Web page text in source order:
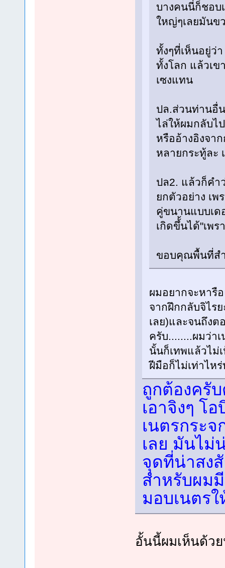
บางคนนี่ก็ชอบ
ใหญ่ๆเลยมันข
ทั้งๆที่เห็นอยู่ว่
ทั้งโลก แล้วเข
เซงแทน
ปล.ส่วนท่านอื่
ไล่ให้ผมกลับไ
หรืออ้างอิงจา
หลายกระทู้ละ
ปล2. แล้วก็คำ
ยกตัวอย่าง เพ
คู่ขนานแบบเด
เกิดขึ้้นได้"เพร
ขอบคุณพื้นที่ส
ผมอยากจะหารื
จากฝึกกลับจิไร
เลย)และจนถึงต
ครับ........ผมว่า
นั้นก็เทพแล้วไม่
ฝีมือก็ไม่เท่าไห
ถูกต้องครั
เอาจิงๆ โ
เนตรกระจ
เลย มันไม่
จุดที่น่าสง
สำหรับผม
มอบเนตร
อั้นนี้ผมเห็นด้ว